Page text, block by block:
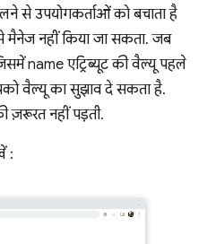
से उपयोगकर्ताओं को बचाता है
मैनेज नहीं किया जा सकता. जब
name एट्रिब्यूट की वैल्यू पहले
वैल्यू का सुझाव दे सकता है.
ज़रूरत नहीं पड़ती.
: